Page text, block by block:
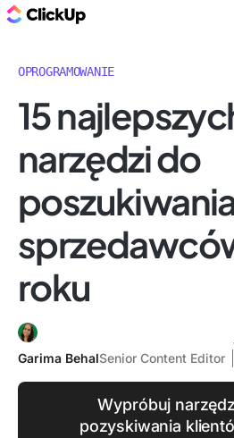
OPROGRAMOWANIE
15
narzędzi do
roku
Garima BehalSenior Content Editor
Wypróbuj
pozyskiwania